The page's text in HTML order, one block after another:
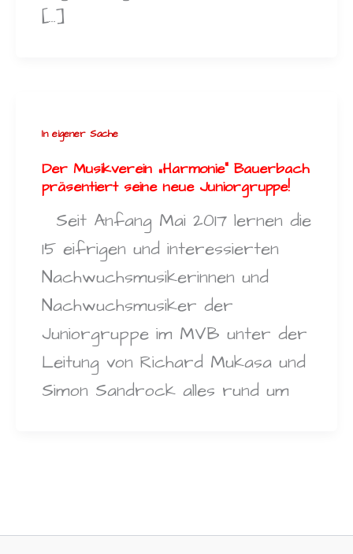
[…]
In eigener Sache
Der Musikverein „Harmonie“ Bauerbach
präsentiert seine neue Juniorgruppe!
Seit Anfang Mai 2017 lernen die
15 eifrigen und interessierten
Nachwuchsmusikerinnen und
Nachwuchsmusiker der
Juniorgruppe im MVB unter der
Leitung von Richard Mukasa und
Simon Sandrock alles rund um